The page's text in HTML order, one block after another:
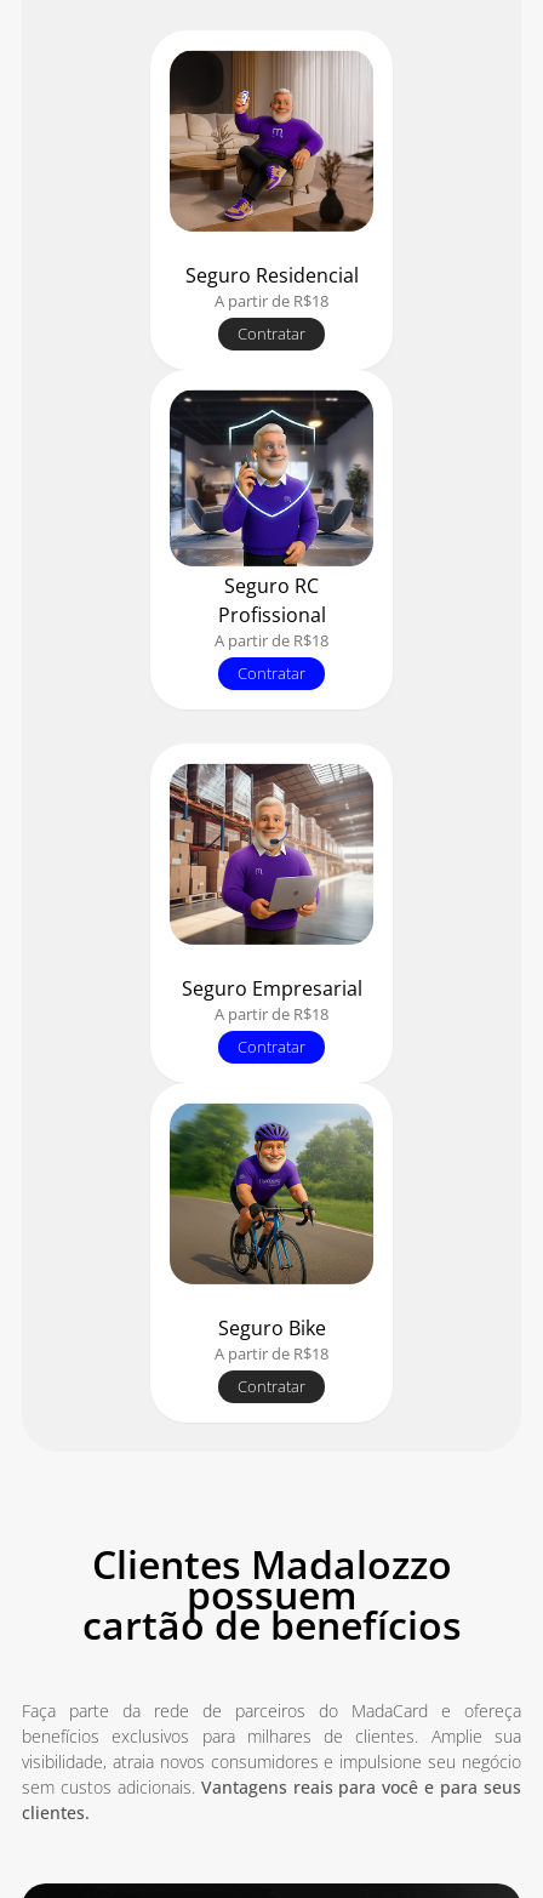
Seguro Residencial
A partir de R$18
Contratar
Seguro RC
Profissional
A partir de R$18
Contratar
Seguro Empresarial
A partir de R$18
Contratar
Seguro Bike
A partir de R$18
Contratar
Clientes Madalozzo
possuem
cartão de benefícios
Faça parte da rede de parceiros do MadaCard e ofereça
benefícios exclusivos para milhares de clientes. Amplie sua
visibilidade, atraia novos consumidores e impulsione seu negócio
sem custos adicionais. Vantagens reais para você e para seus
clientes.